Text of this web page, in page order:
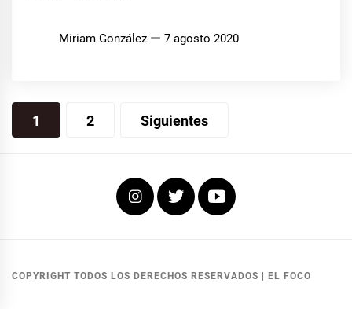
Miriam González 7 agosto 2020
Navegación
de
1 2 Siguientes
InstagramTwitterYoutube
COPYRIGHT TODOS LOS DERECHOS RESERVADOS | EL FOCO